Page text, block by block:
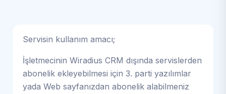
Servisin kullanım amacı;
İşletmecinin Wiradius CRM dışında servislerden
abonelik ekleyebilmesi için 3. parti yazılımlar
yada Web sayfanızdan abonelik alabilmeniz